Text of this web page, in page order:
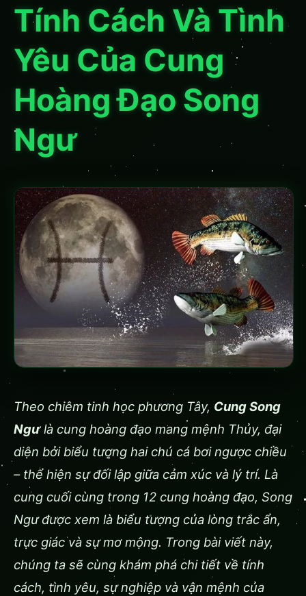
Tính Cách Và Tình
Yêu Của Cung
Hoàng Đạo Song
Ngư
Theo chiêm tinh học phương Tây, Cung Song
Ngưlà cung hoàng đạo mang mệnh Thủy, đại
diện bởi biểu tượng hai chú cá bơi ngược chiều
– thể hiện sự đối lập giữa cảm xúc và lý trí. Là
cung cuối cùng trong 12 cung hoàng đạo, Song
Ngư được xem là biểu tượng của lòng trắc ẩn,
trực giác và sự mơ mộng. Trong bài viết này,
chúng ta sẽ cùng khám phá chi tiết về tính
cách, tình yêu, sự nghiệp và vận mệnh của